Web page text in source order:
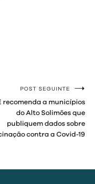
POST SEGUINTE
recomenda a municípios
do Alto Solimões que
publiquem dados sobre
contra a Covid-19